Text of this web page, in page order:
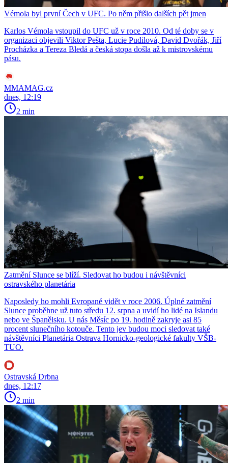
Vémola byl první Čech v UFC. Po něm přišlo dalších pět jmen
Karlos Vémola vstoupil do UFC už v roce 2010. Od té doby se v
organizaci objevili Viktor Pešta, Lucie Pudilová, David Dvořák, Jiří
Procházka a Tereza Bledá a česká stopa došla až k mistrovskému
pásu.
MMAMAG.cz
dnes, 12:19
2 min
Zatmění Slunce se blíží. Sledovat ho budou i návštěvníci
ostravského planetária
Naposledy ho mohli Evropané vidět v roce 2006. Úplné zatmění
Slunce proběhne už tuto středu 12. srpna a uvidí ho lidé na Islandu
nebo ve Španělsku. U nás Měsíc po 19. hodině zakryje asi 85
procent slunečního kotouče. Tento jev budou moci sledovat také
návštěvníci Planetária Ostrava Hornicko-geologické fakulty VŠB-
TUO.
Ostravská Drbna
dnes, 12:17
2 min